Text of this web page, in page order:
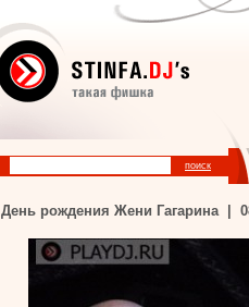
День рождения Жени Гагарина |